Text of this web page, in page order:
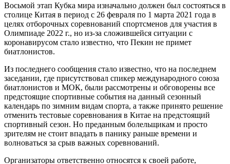
Восьмой этап Кубка мира изначально должен был состояться в
столице Китая в период с 26 февраля по 1 марта 2021 года в
целях отборочных соревнований спортсменов для участия в
Олимпиаде 2022 г., но из-за сложившейся ситуации с
коронавирусом стало известно, что Пекин не примет
биатлонистов.
Из последнего сообщения стало известно, что на последнем
заседании, где присутствовал спикер международного союза
биатлонистов и МОК, были рассмотрены и обговорены все
предстоящие спортивные события на данный сезонный
календарь по зимним видам спорта, а также принято решение
отменить тестовые соревнования в Китае на предстоящий
спортивный сезон. Но преданным болельщикам и просто
зрителям не стоит впадать в панику раньше времени и
волноваться за срыв важных соревнований.
Организаторы ответственно относятся к своей работе,